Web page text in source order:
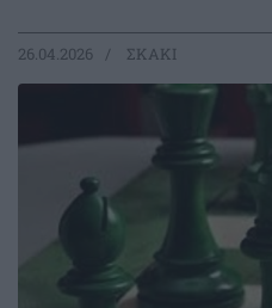
26.04.2026 ΣΚΑΚΙ